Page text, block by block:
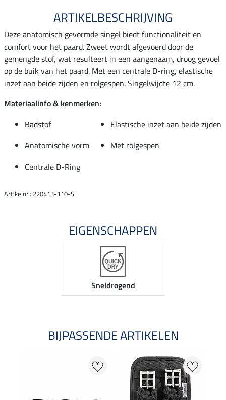
ARTIKELBESCHRIJVING
Deze anatomisch gevormde singel biedt functionaliteit en
comfort voor het paard. Zweet wordt afgevoerd door de
gemengde stof, wat resulteert in een aangenaam, droog gevoel
op de buik van het paard. Met een centrale D-ring, elastische
inzet aan beide zijden en rolgespen. Singelwijdte 12 cm.
Materiaalinfo & kenmerken:
Badstof
Elastische inzet aan beide zijden
Anatomische vorm
Met rolgespen
Centrale D-Ring
Artikelnr.: 220413-110-S
EIGENSCHAPPEN
Sneldrogend
BIJPASSENDE ARTIKELEN